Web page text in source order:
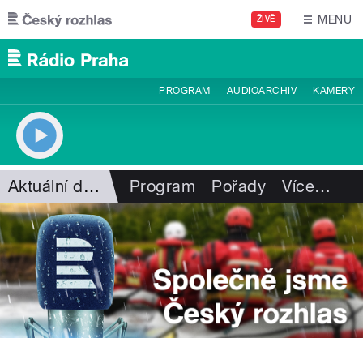
Přejít k hlavnímu obsahu
ŽIVĚ MENU
PROGRAM AUDIOARCHIV KAMERY
Aktuální dění Program Pořady Více…